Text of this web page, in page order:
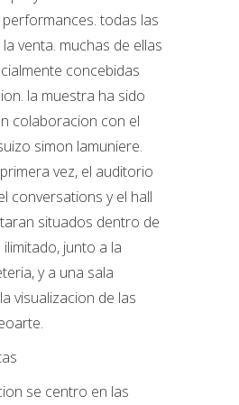
todas las
venta. muchas de ellas
concebidas
la muestra ha sido
colaboracion con el
simon lamuniere.
vez, el auditorio
conversations y el hall
situados dentro de
junto a la
y a una sala
visualizacion de las
se centro en las